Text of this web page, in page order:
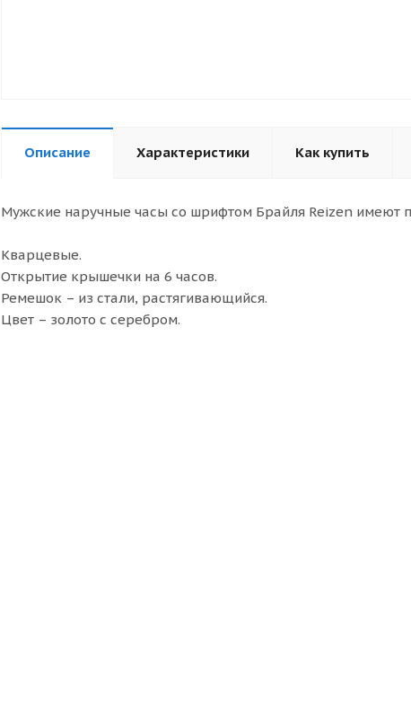
Описание Характеристики Как купить
Мужские наручные часы со шрифтом Брайля Reizen имеют
Кварцевые.
Открытие крышечки на 6 часов.
Ремешок – из стали, растягивающийся.
Цвет – золото с серебром.